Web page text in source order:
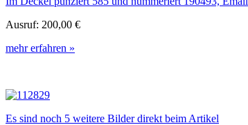
Ausruf: 200,00 €
mehr erfahren »
Es sind noch 5 weitere Bilder direkt beim Artikel